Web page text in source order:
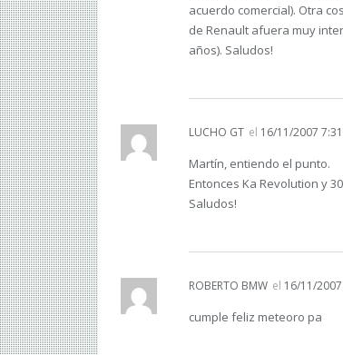
acuerdo comercial). Otra
de Renault afuera muy
años). Saludos!
LUCHO GT el 16/11/2007
Martín, entiendo el punto.
Entonces Ka Revolution y
Saludos!
ROBERTO BMW el 16/11/
cumple feliz meteoro pa